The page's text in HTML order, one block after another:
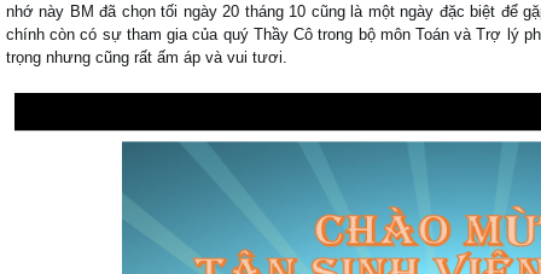
nhớ này BM đã chọn tối ngày 20 tháng 10 cũng là một ngày đặc biệt để
chính còn có sự tham gia của quý Thầy Cô trong bộ môn Toán và Trợ lý
trọng nhưng cũng rất ấm áp và vui tươi.